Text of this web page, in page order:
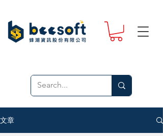
文章